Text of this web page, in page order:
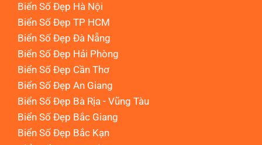
Biển Số Đẹp Hà Nội
Biển Số Đẹp TP HCM
Biển Số Đẹp Đà Nẵng
Biển Số Đẹp Hải Phòng
Biển Số Đẹp Cần Thơ
Biển Số Đẹp An Giang
Biển Số Đẹp Bà Rịa - Vũng Tàu
Biển Số Đẹp Bắc Giang
Biển Số Đẹp Bắc Kạn